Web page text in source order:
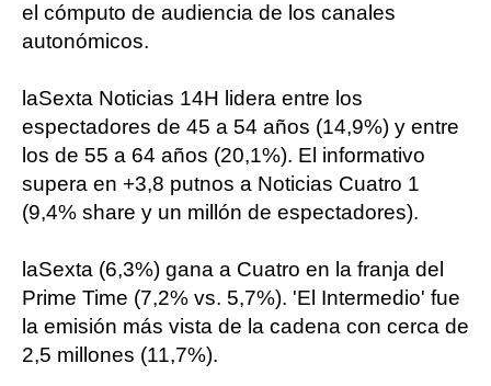
el cómputo de audiencia de los canales
autonómicos.
laSexta Noticias 14H lidera entre los
espectadores de 45 a 54 años (14,9%) y entre
los de 55 a 64 años (20,1%). El informativo
supera en +3,8 putnos a Noticias Cuatro 1
(9,4% share y un millón de espectadores).
laSexta (6,3%) gana a Cuatro en la franja del
Prime Time (7,2% vs. 5,7%). 'El Intermedio' fue
la emisión más vista de la cadena con cerca de
2,5 millones (11,7%).